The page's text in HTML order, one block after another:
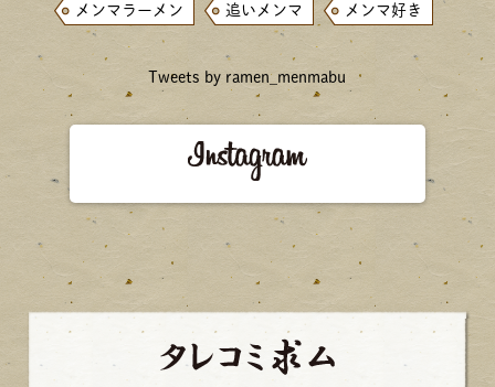
メンマラーメン 追いメンマ メンマ好き
Tweets by ramen_menmabu